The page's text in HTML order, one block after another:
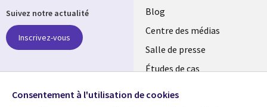
Useful
links
LUXEMBOURG
Blog
Centre des médias
Salle de presse
Études de cas
Suivez notre actualité
Inscrivez-vous
réseaux
Consentement à l'utilisation de cookies